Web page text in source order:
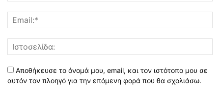
Αποθήκευσε το όνομά μου, email, και τον ιστότοπο μου σε
αυτόν τον πλοηγό για την επόμενη φορά που θα σχολιάσω.